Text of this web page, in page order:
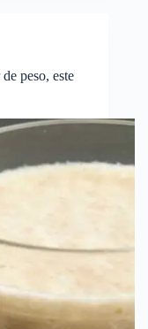
peso, este